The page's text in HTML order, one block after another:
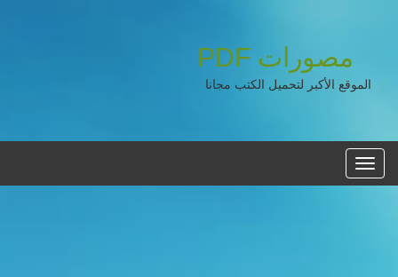
مصورات PDF
الموقع الأكبر لتحميل الكتب مجانا
القائمه
الرئيسية